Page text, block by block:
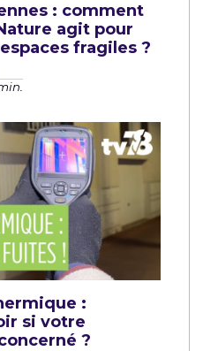
: comment
agit pour
fragiles ?
:
si votre
?